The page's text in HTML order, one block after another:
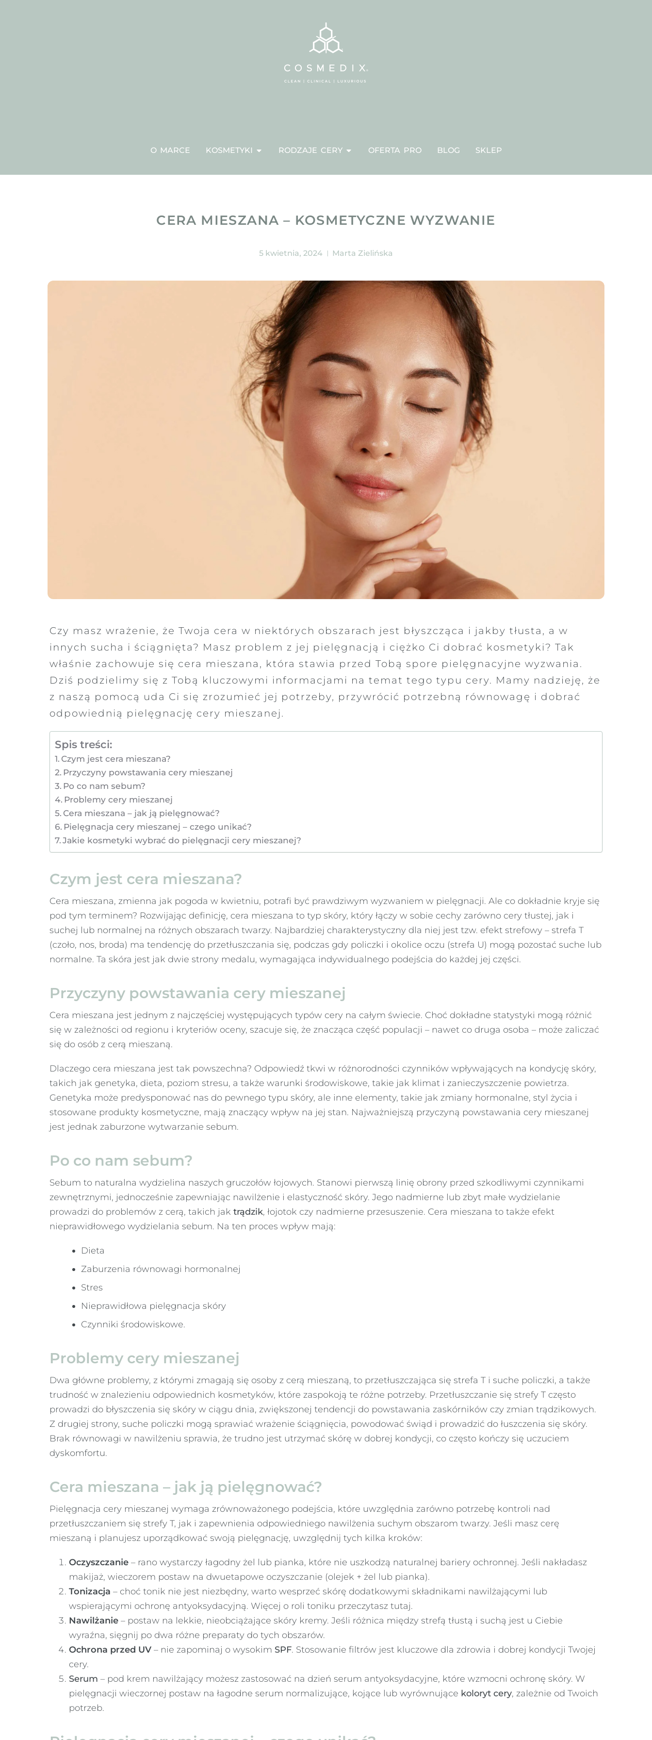
O MARCE KOSMETYKI RODZAJE CERY OFERTA PRO BLOG SKLEP
CERA MIESZANA – KOSMETYCZNE WYZWANIE
5 kwietnia, 2024 Marta Zielińska
Czy masz wrażenie, że Twoja cera w niektórych obszarach jest błyszcząca i jakby tłusta, a w
innych sucha i ściągnięta? Masz problem z jej pielęgnacją i ciężko Ci dobrać kosmetyki? Tak
właśnie zachowuje się cera mieszana, która stawia przed Tobą spore pielęgnacyjne wyzwania.
Dziś podzielimy się z Tobą kluczowymi informacjami na temat tego typu cery. Mamy nadzieję, że
z naszą pomocą uda Ci się zrozumieć jej potrzeby, przywrócić potrzebną równowagę i dobrać
odpowiednią pielęgnację cery mieszanej.
Spis treści:
Czym jest cera mieszana?
Przyczyny powstawania cery mieszanej
Po co nam sebum?
Problemy cery mieszanej
Cera mieszana – jak ją pielęgnować?
Pielęgnacja cery mieszanej – czego unikać?
Jakie kosmetyki wybrać do pielęgnacji cery mieszanej?
Czym jest cera mieszana?
Cera mieszana, zmienna jak pogoda w kwietniu, potrafi być prawdziwym wyzwaniem w pielęgnacji. Ale co dokładnie kryje się
pod tym terminem? Rozwijając definicję, cera mieszana to typ skóry, który łączy w sobie cechy zarówno cery tłustej, jak i
suchej lub normalnej na różnych obszarach twarzy. Najbardziej charakterystyczny dla niej jest tzw. efekt strefowy – strefa T
(czoło, nos, broda) ma tendencję do przetłuszczania się, podczas gdy policzki i okolice oczu (strefa U) mogą pozostać suche lub
normalne. Ta skóra jest jak dwie strony medalu, wymagająca indywidualnego podejścia do każdej jej części.
Przyczyny powstawania cery mieszanej
Cera mieszana jest jednym z najczęściej występujących typów cery na całym świecie. Choć dokładne statystyki mogą różnić
się w zależności od regionu i kryteriów oceny, szacuje się, że znacząca część populacji – nawet co druga osoba – może zaliczać
się do osób z cerą mieszaną.
Dlaczego cera mieszana jest tak powszechna? Odpowiedź tkwi w różnorodności czynników wpływających na kondycję skóry,
takich jak genetyka, dieta, poziom stresu, a także warunki środowiskowe, takie jak klimat i zanieczyszczenie powietrza.
Genetyka może predysponować nas do pewnego typu skóry, ale inne elementy, takie jak zmiany hormonalne, styl życia i
stosowane produkty kosmetyczne, mają znaczący wpływ na jej stan. Najważniejszą przyczyną powstawania cery mieszanej
jest jednak zaburzone wytwarzanie sebum.
Po co nam sebum?
Sebum to naturalna wydzielina naszych gruczołów łojowych. Stanowi pierwszą linię obrony przed szkodliwymi czynnikami
zewnętrznymi, jednocześnie zapewniając nawilżenie i elastyczność skóry. Jego nadmierne lub zbyt małe wydzielanie
prowadzi do problemów z cerą, takich jak trądzik, łojotok czy nadmierne przesuszenie. Cera mieszana to także efekt
nieprawidłowego wydzielania sebum. Na ten proces wpływ mają:
Dieta
Zaburzenia równowagi hormonalnej
Stres
Nieprawidłowa pielęgnacja skóry
Czynniki środowiskowe.
Problemy cery mieszanej
Dwa główne problemy, z którymi zmagają się osoby z cerą mieszaną, to przetłuszczająca się strefa T i suche policzki, a także
trudność w znalezieniu odpowiednich kosmetyków, które zaspokoją te różne potrzeby. Przetłuszczanie się strefy T często
prowadzi do błyszczenia się skóry w ciągu dnia, zwiększonej tendencji do powstawania zaskórników czy zmian trądzikowych.
Z drugiej strony, suche policzki mogą sprawiać wrażenie ściągnięcia, powodować świąd i prowadzić do łuszczenia się skóry.
Brak równowagi w nawilżeniu sprawia, że trudno jest utrzymać skórę w dobrej kondycji, co często kończy się uczuciem
dyskomfortu.
Cera mieszana – jak ją pielęgnować?
Pielęgnacja cery mieszanej wymaga zrównoważonego podejścia, które uwzględnia zarówno potrzebę kontroli nad
przetłuszczaniem się strefy T, jak i zapewnienia odpowiedniego nawilżenia suchym obszarom twarzy. Jeśli masz cerę
mieszaną i planujesz uporządkować swoją pielęgnację, uwzględnij tych kilka kroków:
Oczyszczanie – rano wystarczy łagodny żel lub pianka, które nie uszkodzą naturalnej bariery ochronnej. Jeśli nakładasz
makijaż, wieczorem postaw na dwuetapowe oczyszczanie (olejek + żel lub pianka).
Tonizacja – choć tonik nie jest niezbędny, warto wesprzeć skórę dodatkowymi składnikami nawilżającymi lub
wspierającymi ochronę antyoksydacyjną. Więcej o roli toniku przeczytasz tutaj.
Nawilżanie – postaw na lekkie, nieobciążające skóry kremy. Jeśli różnica między strefą tłustą i suchą jest u Ciebie
wyraźna, sięgnij po dwa różne preparaty do tych obszarów.
Ochrona przed UV – nie zapominaj o wysokim SPF. Stosowanie filtrów jest kluczowe dla zdrowia i dobrej kondycji Twojej
cery.
Serum – pod krem nawilżający możesz zastosować na dzień serum antyoksydacyjne, które wzmocni ochronę skóry. W
pielęgnacji wieczornej postaw na łagodne serum normalizujące, kojące lub wyrównujące koloryt cery, zależnie od Twoich
potrzeb.